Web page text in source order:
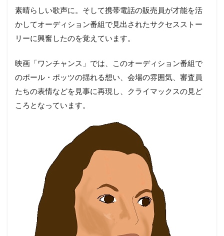
素晴らしい歌声に。そして携帯電話の販売員が才能を活
かしてオーディション番組で見出されたサクセスストー
リーに興奮したのを覚えています。
映画「ワンチャンス」では、このオーディション番組で
のポール・ポッツの揺れる想い、会場の雰囲気、審査員
たちの表情などを見事に再現し、クライマックスの見ど
ころとなっています。